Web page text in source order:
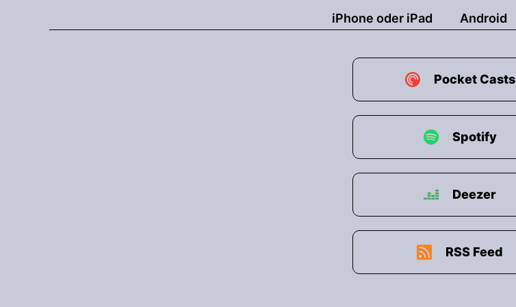
iPhone oder iPad Android
Pocket Casts
Spotify
Deezer
RSS Feed